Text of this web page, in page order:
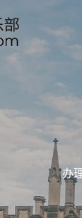
办理